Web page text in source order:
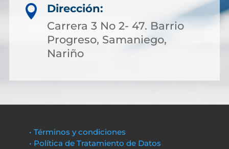

Dirección:
Carrera 3 No 2- 47. Barrio
Progreso, Samaniego,
Nariño
• Términos y condiciones
• Política de Tratamiento de Datos